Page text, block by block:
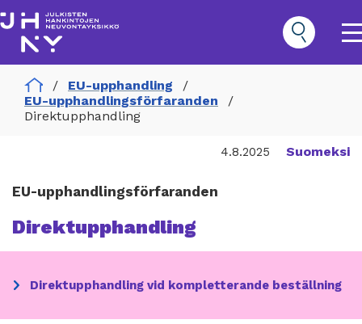
till
huvudinnehåll
Hankinnat
Päävalikko
Home
EU-upphandling
EU-upphandlingsförfaranden
Direktupphandling
4.8.2025 Suomeksi
EU-upphandlingsförfaranden
Direktupphandling
Direktupphandling vid kompletterande beställning